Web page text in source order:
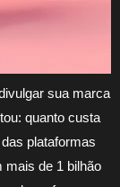
sua marca
quanto custa
plataformas
mais de 1 bilhão